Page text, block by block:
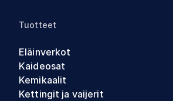
Tuotteet
Eläinverkot
Kaideosat
Kemikaalit
Kettingit ja vaijerit